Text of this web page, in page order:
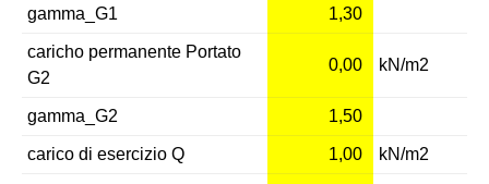
gamma_G1 1,30
caricho permanente Portato
G2
0,00 kN/m2
gamma_G2 1,50
carico di esercizio Q 1,00 kN/m2